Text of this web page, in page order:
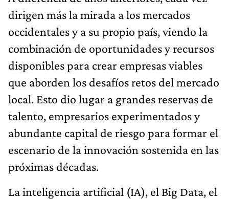
dirigen más la mirada a los mercados
occidentales y a su propio país, viendo la
combinación de oportunidades y recursos
disponibles para crear empresas viables
que aborden los desafíos retos del mercado
local. Esto dio lugar a grandes reservas de
talento, empresarios experimentados y
abundante capital de riesgo para formar el
escenario de la innovación sostenida en las
próximas décadas.
La inteligencia artificial (IA), el Big Data, el